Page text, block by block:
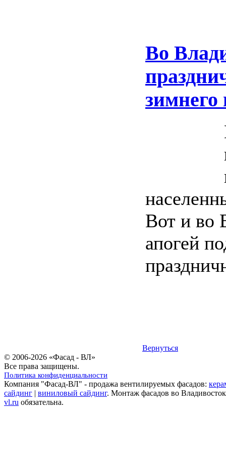
Во
зимнего
Вот и во
апогей
Вернуться
© 2006-2026 «Фасад - ВЛ»
Все права защищены.
Политика конфиденциальности
Компания "Фасад-ВЛ" - продажа вентилируемых фасадов:
сайдинг | виниловый сайдинг. Монтаж фасадов во
vl.ru обязательна.